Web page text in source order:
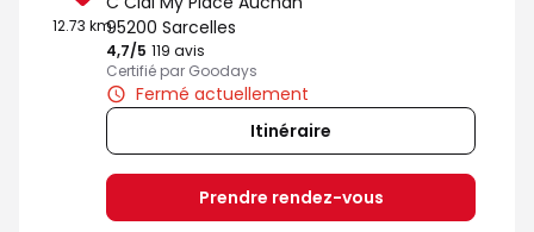
12.73 km95200 Sarcelles
4,7/5 Note de 4.7 sur 5
119 avis
Certifié par Goodays
Fermé actuellement
Itinéraire
Prendre rendez-vous